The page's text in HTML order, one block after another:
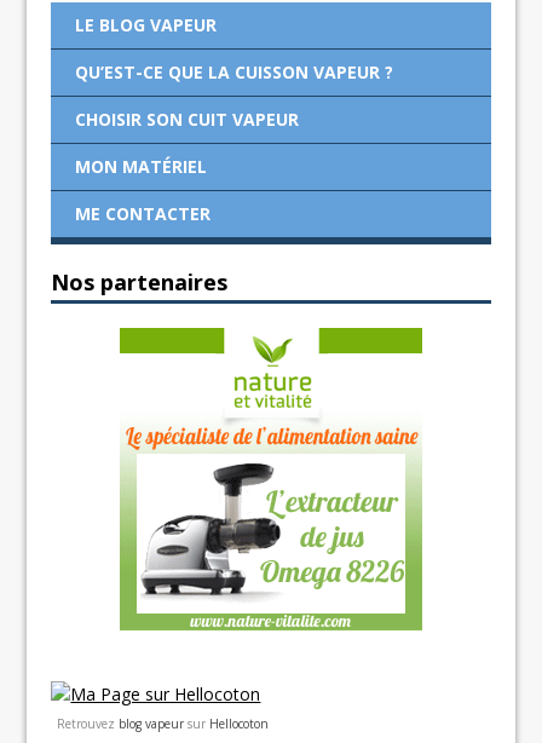
LE BLOG VAPEUR
QU’EST-CE QUE LA CUISSON VAPEUR ?
CHOISIR SON CUIT VAPEUR
MON MATÉRIEL
ME CONTACTER
Nos partenaires
Retrouvez blog vapeur sur Hellocoton